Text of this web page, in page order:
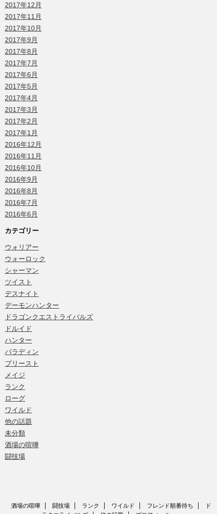
2017年12月
2017年11月
2017年10月
2017年9月
2017年8月
2017年7月
2017年6月
2017年5月
2017年4月
2017年3月
2017年2月
2017年1月
2016年12月
2016年11月
2016年10月
2016年9月
2016年8月
2016年7月
2016年6月
カテゴリー
ウォリアー
ウォーロック
シャーマン
ツイスト
デスナイト
デーモンハンター
ドラゴンクエストライバルズ
ドルイド
ハンター
パラディン
プリースト
メイジ
ランク
ローグ
ワイルド
他の話題
未分類
酒場の喧嘩
闘技場
酒場の喧嘩 闘技場 ランク ワイルド フレンド順番待ち
ド